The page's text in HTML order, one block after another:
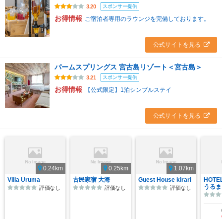
3.20 スポンサー提供
お得情報 ご宿泊者専用のラウンジを完備しております。
公式サイトを見る
パームスプリングス 宮古島リゾート＜宮古島＞
3.21 スポンサー提供
お得情報 【公式限定】1泊シンプルステイ
公式サイトを見る
0.24km
Villa Uruma
評価なし
0.25km
古民家宿 大海
評価なし
1.07km
Guest House kirari
評価なし
うるま